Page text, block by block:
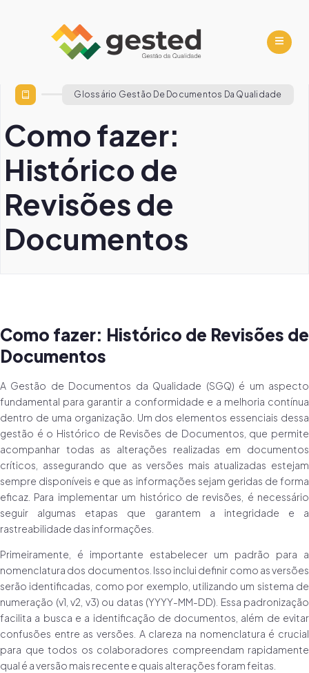
Glossário Gestão De Documentos Da Qualidade
Como fazer:
Histórico de
Revisões de
Documentos
Como fazer: Histórico de Revisões de
Documentos
A Gestão de Documentos da Qualidade (SGQ) é um aspecto
fundamental para garantir a conformidade e a melhoria contínua
dentro de uma organização. Um dos elementos essenciais dessa
gestão é o Histórico de Revisões de Documentos, que permite
acompanhar todas as alterações realizadas em documentos
críticos, assegurando que as versões mais atualizadas estejam
sempre disponíveis e que as informações sejam geridas de forma
eficaz. Para implementar um histórico de revisões, é necessário
seguir algumas etapas que garantem a integridade e a
rastreabilidade das informações.
Primeiramente, é importante estabelecer um padrão para a
nomenclatura dos documentos. Isso inclui definir como as versões
serão identificadas, como por exemplo, utilizando um sistema de
numeração (v1, v2, v3) ou datas (YYYY-MM-DD). Essa padronização
facilita a busca e a identificação de documentos, além de evitar
confusões entre as versões. A clareza na nomenclatura é crucial
para que todos os colaboradores compreendam rapidamente
qual é a versão mais recente e quais alterações foram feitas.